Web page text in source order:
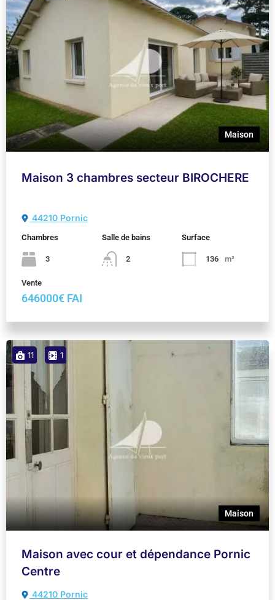
Maison
Maison 3 chambres secteur BIROCHERE
44210 Pornic
Chambres
3
Salle de bains
2
Surface
136 m²
Vente
646000€ FAI
11 1
Maison
Maison avec cour et dépendance Pornic
Centre
44210 Pornic